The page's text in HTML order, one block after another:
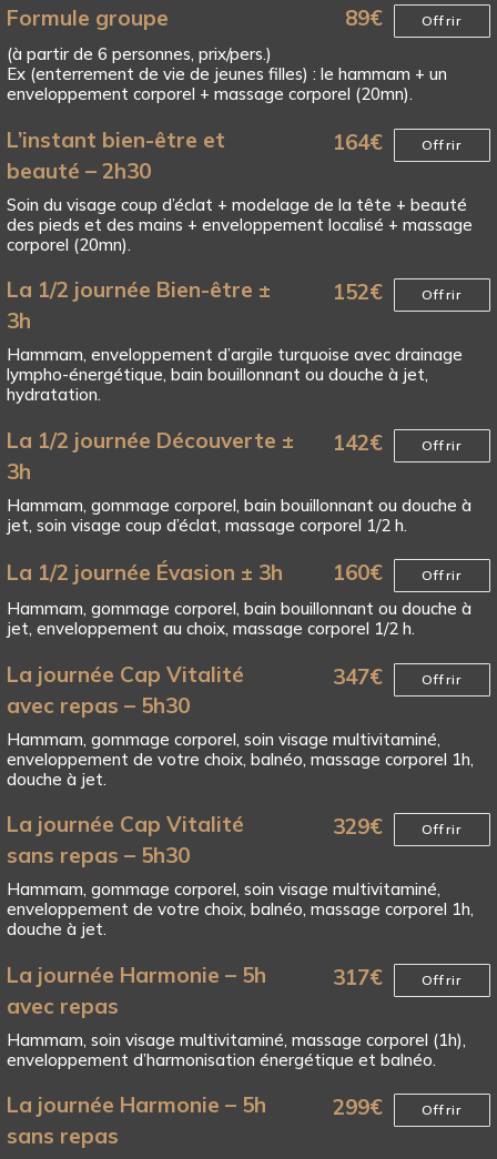
Formule groupe 89€ Offrir
(à partir de 6 personnes, prix/pers.)
Ex (enterrement de vie de jeunes filles) : le hammam + un
enveloppement corporel + massage corporel (20mn).
L’instant bien-être et
beauté – 2h30
164€ Offrir
Soin du visage coup d’éclat + modelage de la tête + beauté
des pieds et des mains + enveloppement localisé + massage
corporel (20mn).
La 1/2 journée Bien-être ±
3h
152€ Offrir
Hammam, enveloppement d’argile turquoise avec drainage
lympho-énergétique, bain bouillonnant ou douche à jet,
hydratation.
La 1/2 journée Découverte ±
3h
142€ Offrir
Hammam, gommage corporel, bain bouillonnant ou douche à
jet, soin visage coup d’éclat, massage corporel 1/2 h.
La 1/2 journée Évasion ± 3h 160€ Offrir
Hammam, gommage corporel, bain bouillonnant ou douche à
jet, enveloppement au choix, massage corporel 1/2 h.
La journée Cap Vitalité
avec repas – 5h30
347€ Offrir
Hammam, gommage corporel, soin visage multivitaminé,
enveloppement de votre choix, balnéo, massage corporel 1h,
douche à jet.
La journée Cap Vitalité
sans repas – 5h30
329€ Offrir
Hammam, gommage corporel, soin visage multivitaminé,
enveloppement de votre choix, balnéo, massage corporel 1h,
douche à jet.
La journée Harmonie – 5h
avec repas
317€ Offrir
Hammam, soin visage multivitaminé, massage corporel (1h),
enveloppement d’harmonisation énergétique et balnéo.
La journée Harmonie – 5h
sans repas
299€ Offrir